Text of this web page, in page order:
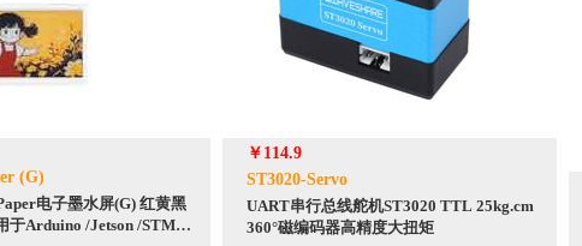
(G)
电子墨水屏(G) 红黄黑
于Arduino /Jetson /STM32
￥114.9
ST3020-Servo
UART串行总线舵机ST3020 TTL 25kg.cm
360°磁编码器高精度大扭矩